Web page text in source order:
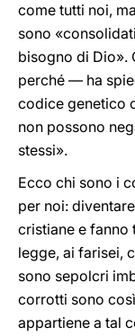
come tutti noi,
sono
bisogno di Dio».
perché — ha
codice genetico
non possono
stessi».
Ecco chi sono i
per noi:
cristiane e fanno
legge, ai farisei,
sono sepolcri
corrotti sono
appartiene a tal